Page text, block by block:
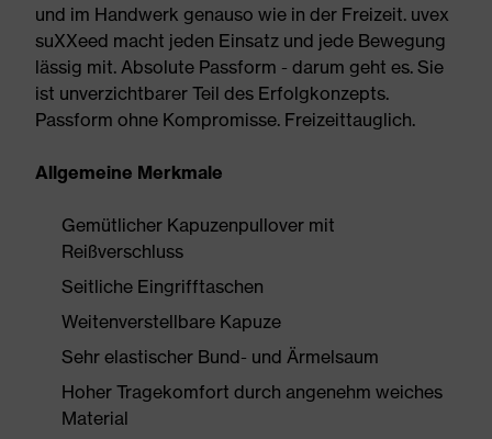
und im Handwerk genauso wie in der Freizeit. uvex
suXXeed macht jeden Einsatz und jede Bewegung
lässig mit. Absolute Passform - darum geht es. Sie
ist unverzichtbarer Teil des Erfolgkonzepts.
Passform ohne Kompromisse. Freizeittauglich.
Allgemeine Merkmale
Gemütlicher Kapuzenpullover mit
Reißverschluss
Seitliche Eingrifftaschen
Weitenverstellbare Kapuze
Sehr elastischer Bund- und Ärmelsaum
Hoher Tragekomfort durch angenehm weiches
Material